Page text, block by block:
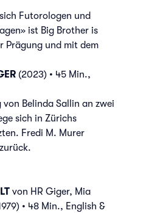
Futorologen und
ist Big Brother is
Prägung und mit dem
(2023) • 45 Min.,
Belinda Sallin an zwei
sich in Zürichs
Fredi M. Murer
von HR Giger, Mia
• 48 Min., English &